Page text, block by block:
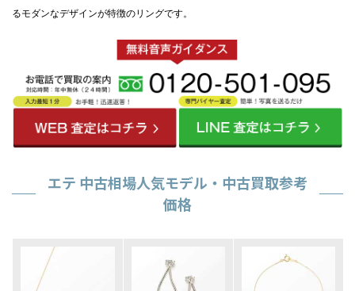
るモダンなデザインが特徴のリングです。
エテ 中古相場人気モデル・中古買取参考
価格